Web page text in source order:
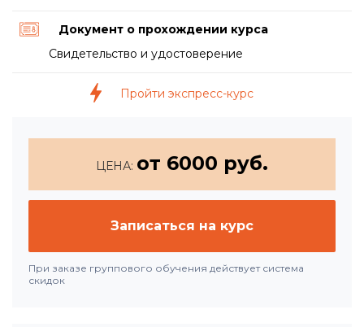
Документ о прохождении курса
Свидетельство и удостоверение
Пройти экспресс-курс
ЦЕНА: от 6000 руб.
Записаться на курс
При заказе группового обучения действует система
скидок